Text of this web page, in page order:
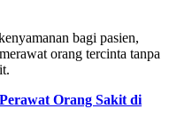
bagi pasien,
orang tercinta tanpa
Orang Sakit di